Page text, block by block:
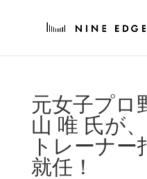
元女子プロ
山 唯 氏が
トレーナー
就任！